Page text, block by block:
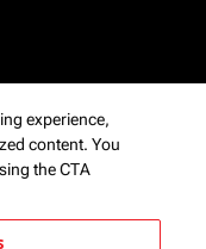
experience,
content. You
the CTA